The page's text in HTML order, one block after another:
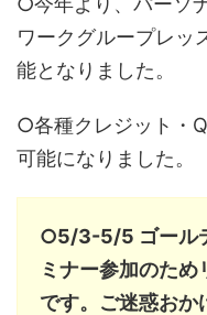
ワークグループレッ
能となりました。
○各種クレジット・
可能になりました。
○5/3-5/5 ゴール
ミナー参加のた
です。ご迷惑おか